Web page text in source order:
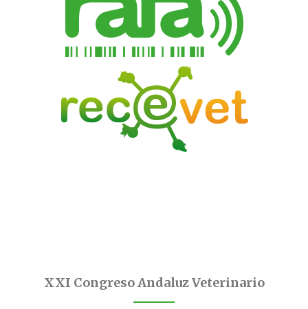
XXI Congreso Andaluz Veterinario